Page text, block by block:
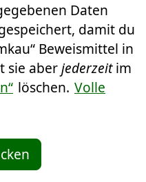
Daten
damit du
Beweismittel in
sie aberjederzeitim
löschen. Volle